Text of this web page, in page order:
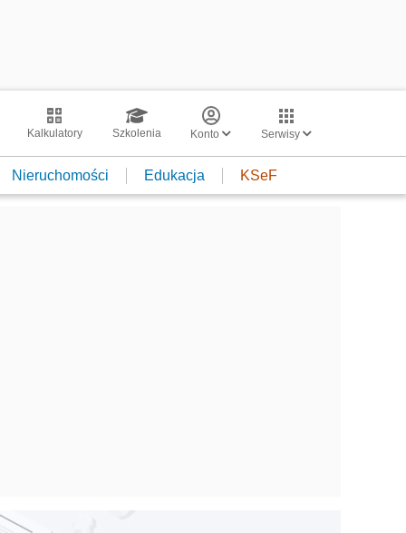
Kalkulatory Szkolenia Konto Serwisy
Nieruchomości Edukacja KSeF